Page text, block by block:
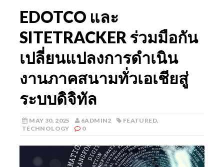
EDOTCO และ
SITETRACKER ร่วมมือกัน
เปลี่ยนแปลงการดำเนิน
งานภาคสนามทั่วเอเชียสู่
ระบบดิจิทัล
MAY 30, 2025 6ADMIN2 FEATURED,
TECHNOLOGY
0